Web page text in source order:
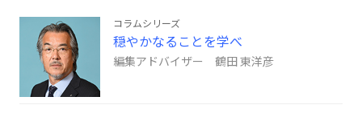
コラムシリーズ
穏やかなることを学べ
編集アドバイザー 鶴田 東洋彦